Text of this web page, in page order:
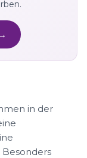
in der